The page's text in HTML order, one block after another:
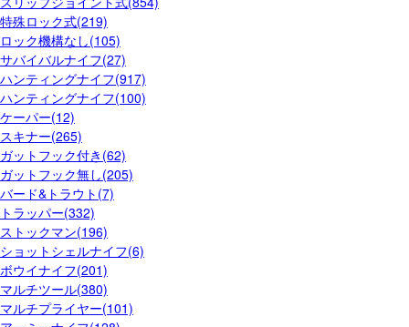
特殊ロック式(219)
ロック機構なし(105)
サバイバルナイフ(27)
ハンティングナイフ(917)
ハンティングナイフ(100)
ケーパー(12)
スキナー(265)
ガットフック付き(62)
ガットフック無し(205)
バード&トラウト(7)
トラッパー(332)
ストックマン(196)
ショットシェルナイフ(6)
ボウイナイフ(201)
マルチツール(380)
マルチプライヤー(101)